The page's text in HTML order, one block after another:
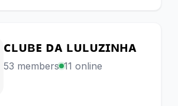
ᴄʟᴜʙᴇ ᴅᴀ ʟᴜʟᴜᴢɪɴʜᴀ
53 members 11 online